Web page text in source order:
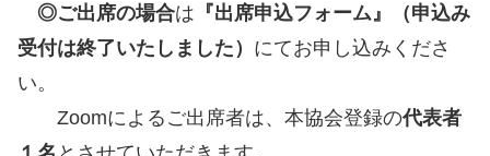
◎ご出席の場合は 『出席申込フォーム』（申込み
受付は終了いたしました） にてお申し込みくださ
い。
Zoomによるご出席者は、本協会登録の代表者